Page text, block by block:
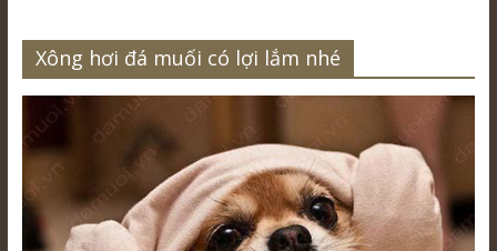
Xông hơi đá muối có lợi lắm nhé